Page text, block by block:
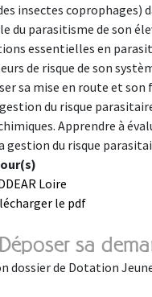
insectes coprophages)
du parasitisme de son
essentielles en
de risque de son
sa mise en route et
du risque
Apprendre à
gestion du risque
Loire
le pdf
sa
dossier de Dotation